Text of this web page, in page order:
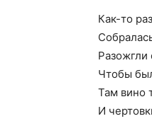
и
ремонта
Как-то
Разожгли
Чтобы
Там вино
И